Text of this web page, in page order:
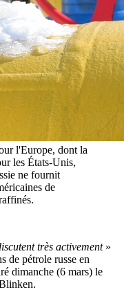
l'Europe, dont la
les États-Unis,
ne fournit
de
très activement»
de pétrole russe en
dimanche (6 mars) le